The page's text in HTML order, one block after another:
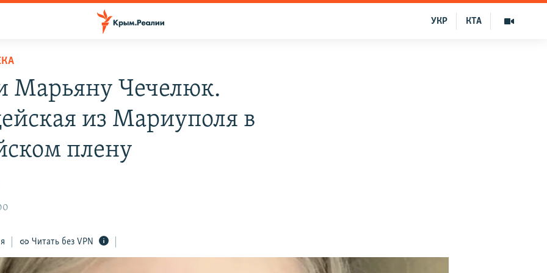
КТА
УКР
Марьяну Чечелюк.
из Мариуполя в
плену
Читать без VPN